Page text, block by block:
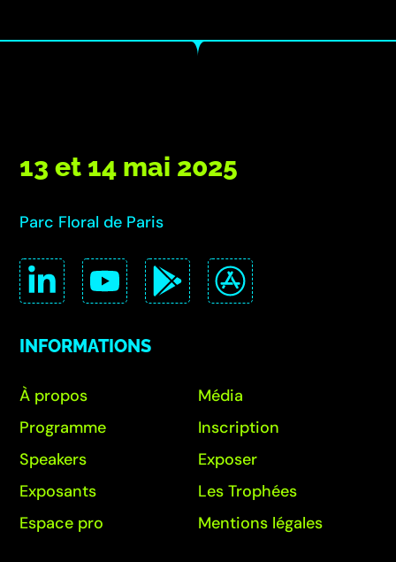
13 et 14 mai 2025
Parc Floral de Paris
INFORMATIONS
À propos
Programme
Speakers
Exposants
Espace pro
Média
Inscription
Exposer
Les Trophées
Mentions légales